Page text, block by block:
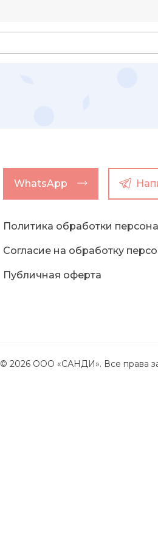
WhatsApp
Политика обработки
Согласие на обработку
Публичная оферта
© 2026 ООО «САНДИ». Все права